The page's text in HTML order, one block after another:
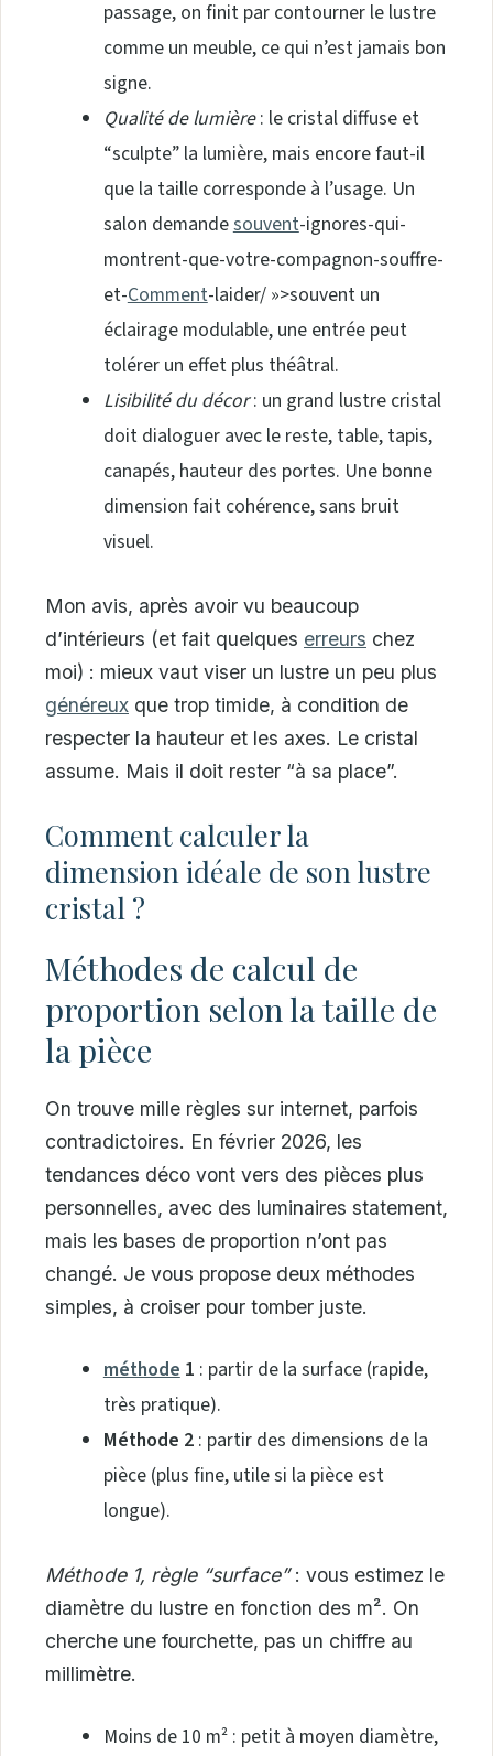
passage, on finit par contourner le lustre
comme un meuble, ce qui n’est jamais bon
signe.
Qualité de lumière: le cristal diffuse et
“sculpte” la lumière, mais encore faut-il
que la taille corresponde à l’usage. Un
salon demandesouvent-ignores-qui-
montrent-que-votre-compagnon-souffre-
et-Comment-laider/ »>souvent un
éclairage modulable, une entrée peut
tolérer un effet plus théâtral.
Lisibilité du décor: un grand lustre cristal
doit dialoguer avec le reste, table, tapis,
canapés, hauteur des portes. Une bonne
dimension fait cohérence, sans bruit
visuel.
Mon avis, après avoir vu beaucoup
d’intérieurs (et fait quelques erreurs chez
moi) : mieux vaut viser un lustre un peu plus
généreux que trop timide, à condition de
respecter la hauteur et les axes. Le cristal
assume. Mais il doit rester “à sa place”.
Comment calculer la
dimension idéale de son lustre
cristal ?
Méthodes de calcul de
proportion selon la taille de
la pièce
On trouve mille règles sur internet, parfois
contradictoires. En février 2026, les
tendances déco vont vers des pièces plus
personnelles, avec des luminaires statement,
mais les bases de proportion n’ont pas
changé. Je vous propose deux méthodes
simples, à croiser pour tomber juste.
méthode1 : partir de la surface (rapide,
très pratique).
Méthode 2: partir des dimensions de la
pièce (plus fine, utile si la pièce est
longue).
Méthode 1, règle “surface”: vous estimez le
diamètre du lustre en fonction des m². On
cherche une fourchette, pas un chiffre au
millimètre.
Moins de 10 m² : petit à moyen diamètre,